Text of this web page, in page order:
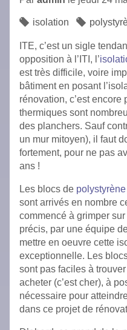
isolation
ITE, c’est un sigle
opposition à l’ITI, l’
est très difficile, voire
bâtiment en posant
rénovation, c’est
thermiques sont
des planchers. Sauf
un mur mitoyen), il faut
fortement, pour ne pas
ans !
Les blocs de polystyrène
sont arrivés en nombre
commencé à grimper
précis, par une équipe
mettre en oeuvre cette
exceptionnelle. Les
sont pas faciles à
acheter (c’est cher), à
nécessaire pour
dans ce projet de